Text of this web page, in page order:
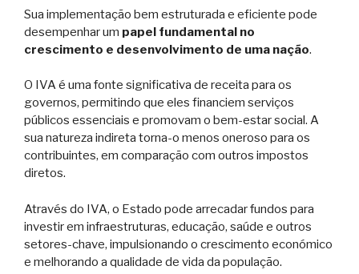
Sua implementação bem estruturada e eficiente pode
desempenhar um papel fundamental no
crescimento e desenvolvimento de uma nação.
O IVA é uma fonte significativa de receita para os
governos, permitindo que eles financiem serviços
públicos essenciais e promovam o bem-estar social. A
sua natureza indireta torna-o menos oneroso para os
contribuintes, em comparação com outros impostos
diretos.
Através do IVA, o Estado pode arrecadar fundos para
investir em infraestruturas, educação, saúde e outros
setores-chave, impulsionando o crescimento económico
e melhorando a qualidade de vida da população.